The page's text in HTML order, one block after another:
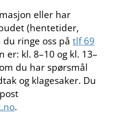
eller har
(hentetider,
ringe oss på tlf 69
er: kl. 8–10 og kl. 13–
du har spørsmål
og klagesaker. Du
.